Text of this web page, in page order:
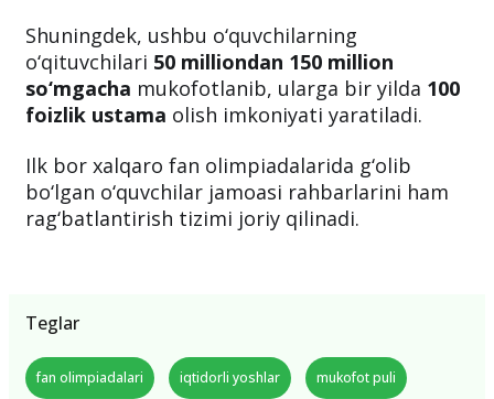
Shuningdek, ushbu o‘quvchilarning
o‘qituvchilari 50 milliondan 150 million
so‘mgacha mukofotlanib, ularga bir yilda 100
foizlik ustama olish imkoniyati yaratiladi.
Ilk bor xalqaro fan olimpiadalarida g‘olib
bo‘lgan o‘quvchilar jamoasi rahbarlarini ham
rag‘batlantirish tizimi joriy qilinadi.
Teglar
fan olimpiadalari iqtidorli yoshlar mukofot puli